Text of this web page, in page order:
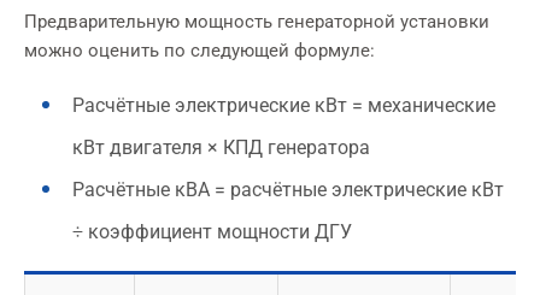
Предварительную мощность генераторной установки
можно оценить по следующей формуле:
Расчётные электрические кВт = механические
кВт двигателя × КПД генератора
Расчётные кВА = расчётные электрические кВт
÷ коэффициент мощности ДГУ